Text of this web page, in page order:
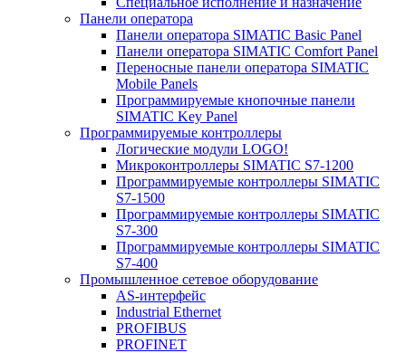
Панели оператора
Панели оператора SIMATIC Basic Panel
Панели оператора SIMATIC Comfort Panel
Переносные панели оператора SIMATIC
Mobile Panels
Программируемые кнопочные панели
SIMATIC Key Panel
Программируемые контроллеры
Логические модули LOGO!
Микроконтроллеры SIMATIC S7-1200
Программируемые контроллеры SIMATIC
S7-1500
Программируемые контроллеры SIMATIC
S7-300
Программируемые контроллеры SIMATIC
S7-400
Промышленное сетевое оборудование
AS-интерфейс
Industrial Ethernet
PROFIBUS
PROFINET